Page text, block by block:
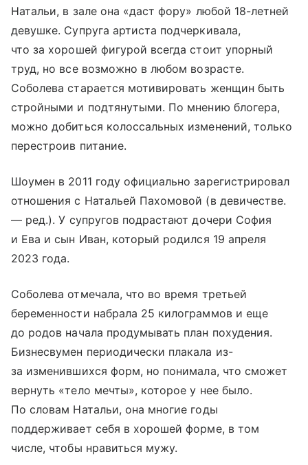
Натальи, в зале она «даст фору» любой 18-летней
девушке. Супруга артиста подчеркивала,
что за хорошей фигурой всегда стоит упорный
труд, но все возможно в любом возрасте.
Соболева старается мотивировать женщин быть
стройными и подтянутыми. По мнению блогера,
можно добиться колоссальных изменений, только
перестроив питание.
Шоумен в 2011 году официально зарегистрировал
отношения с Натальей Пахомовой (в девичестве.
— ред.). У супругов подрастают дочери София
и Ева и сын Иван, который родился 19 апреля
2023 года.
Соболева отмечала, что во время третьей
беременности набрала 25 килограммов и еще
до родов начала продумывать план похудения.
Бизнесвумен периодически плакала из-
за изменившихся форм, но понимала, что сможет
вернуть «тело мечты», которое у нее было.
По словам Натальи, она многие годы
поддерживает себя в хорошей форме, в том
числе, чтобы нравиться мужу.